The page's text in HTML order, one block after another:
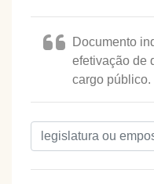
Documento
efetivação de
cargo público.